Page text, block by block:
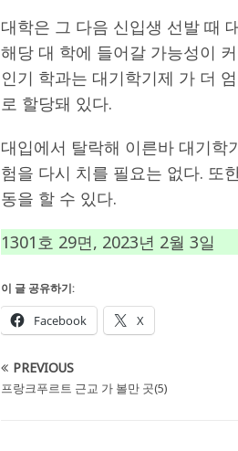
대학은 그 다음 신입생 선발 때
해당 대 학에 들어갈 가능성이
인기 학과는 대기학기제 가 더
로 할당돼 있다.
대입에서 탈락해 이른바 대기학
험을 다시 치를 필요는 없다. 또
동을 할 수 있다.
1301호 29면, 2023년 2월 3일
이 글 공유하기:
Facebook X
PREVIOUS
프랑크푸르트 근교 가 볼만 곳(5)